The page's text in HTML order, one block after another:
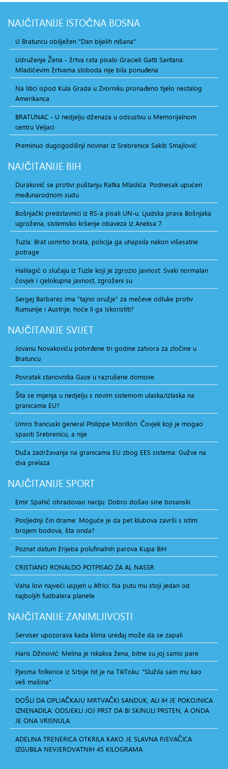
NAJČITANIJE ISTOČNA BOSNA
U Bratuncu obilježen "Dan bijelih nišana"
Udruženje Žena - žrtva rata pisalo Gracieli Gatti Santana:
Mladićevim žrtvama sloboda nije bila ponuđena
Na litici ispod Kula Grada u Zvorniku pronađeno tijelo nestalog
Amerikanca
BRATUNAC - U nedjelju dženaza u odsustvu u Memorijalnom
centru Veljaci
Preminuo dugogodišnji novinar iz Srebrenice Sakib Smajlović
NAJČITANIJE BIH
Duraković se protivi puštanju Ratka Mladića: Podnesak upućen
međunarodnom sudu
Bošnjački predstavnici iz RS-a pisali UN-u: Ljudska prava Bošnjaka
ugrožena, sistemsko kršenje obaveza iz Aneksa 7
Tuzla: Brat usmrtio brata, policija ga uhapsila nakon višesatne
potrage
Halilagić o slučaju iz Tuzle koji je zgrozio javnost: Svaki normalan
čovjek i cjelokupna javnost, zgroženi su
Sergej Barbarez ima "tajno oružje" za mečeve odluke protiv
Rumunije i Austrije, hoće li ga iskoristiti?
NAJČITANIJE SVIJET
Jovanu Novakoviću potvrđene tri godine zatvora za zločine u
Bratuncu
Povratak stanovnika Gaze u razrušene domove
Šta se mijenja u nedjelju s novim sistemom ulaska/izlaska na
granicama EU?
Umro francuski general Philippe Morillon: Čovjek koji je mogao
spasiti Srebrenicu, a nije
Duža zadržavanja na granicama EU zbog EES sistema: Gužve na
dva prelaza
NAJČITANIJE SPORT
Emir Spahić obradovao naciju: Dobro došao sine bosanski
Posljednji čin drame: Moguće je da pet klubova završi s istim
brojem bodova, šta onda?
Poznat datum žrijeba polufinalnih parova Kupa BiH
CRISTIANO RONALDO POTPISAO ZA AL NASSR
Vaha lovi najveći uspjeh u Africi: Na putu mu stoji jedan od
najboljih fudbalera planete
NAJČITANIJE ZANIMLJIVOSTI
Serviser upozorava kada klima uređaj može da se zapali
Haris Džinović: Melina je nikakva žena, bitne su joj samo pare
Pjesma folkerice iz Srbije hit je na TikToku: "Služila sam mu kao
veš mašina"
DOŠLI DA OPLJAČKAJU MRTVAČKI SANDUK, ALI IH JE POKOJNICA
IZNENADILA: ODSJEKLI JOJ PRST DA BI SKINULI PRSTEN, A ONDA
JE ONA VRISNULA
ADELINA TRENERICA OTKRILA KAKO JE SLAVNA PJEVAČICA
IZGUBILA NEVJEROVATNIH 45 KILOGRAMA